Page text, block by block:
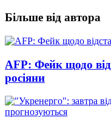
Більше від автора
AFP: Фейк щодо
росіяни